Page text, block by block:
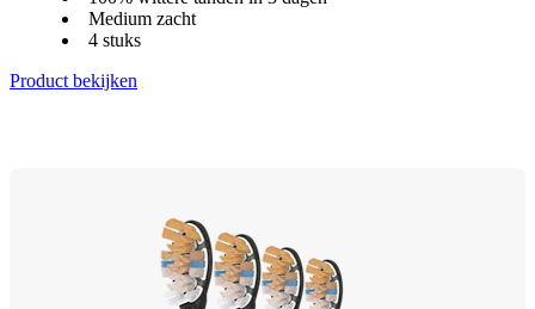
Medium zacht
4 stuks
Product bekijken